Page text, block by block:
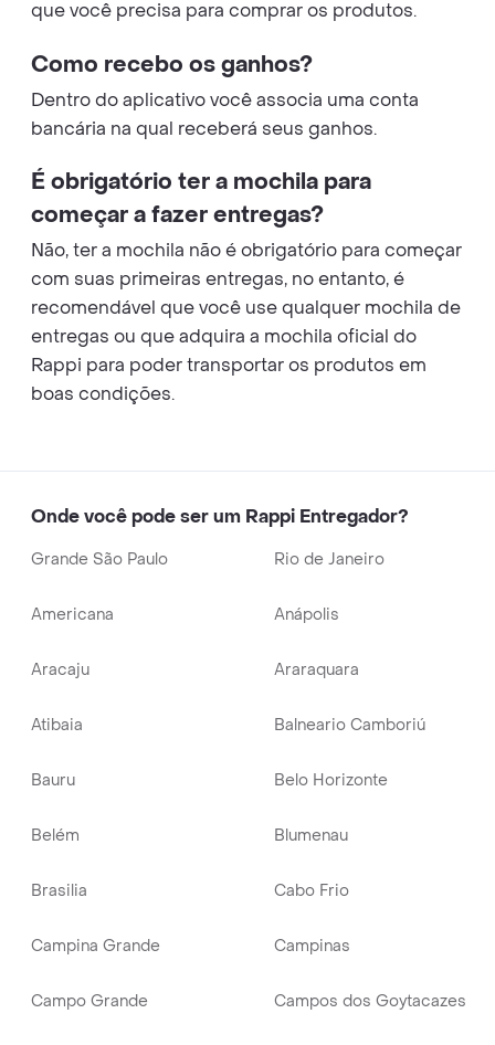
que você precisa para comprar os produtos.
Como recebo os ganhos?
Dentro do aplicativo você associa uma conta
bancária na qual receberá seus ganhos.
É obrigatório ter a mochila para
começar a fazer entregas?
Não, ter a mochila não é obrigatório para começar
com suas primeiras entregas, no entanto, é
recomendável que você use qualquer mochila de
entregas ou que adquira a mochila oficial do
Rappi para poder transportar os produtos em
boas condições.
Onde você pode ser um Rappi Entregador?
Grande São Paulo Rio de Janeiro
Americana Anápolis
Aracaju Araraquara
Atibaia Balneario Camboriú
Bauru Belo Horizonte
Belém Blumenau
Brasilia Cabo Frio
Campina Grande Campinas
Campo Grande Campos dos Goytacazes